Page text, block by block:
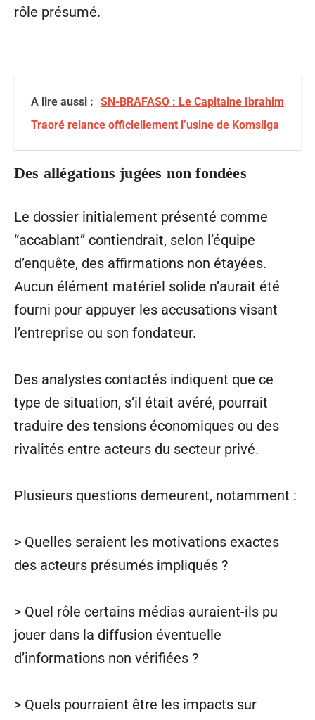
rôle présumé.
A lire aussi : SN-BRAFASO : Le Capitaine Ibrahim
Traoré relance officiellement l’usine de Komsilga
Des allégations jugées non fondées
Le dossier initialement présenté comme
“accablant” contiendrait, selon l’équipe
d’enquête, des affirmations non étayées.
Aucun élément matériel solide n’aurait été
fourni pour appuyer les accusations visant
l’entreprise ou son fondateur.
Des analystes contactés indiquent que ce
type de situation, s’il était avéré, pourrait
traduire des tensions économiques ou des
rivalités entre acteurs du secteur privé.
Plusieurs questions demeurent, notamment :
> Quelles seraient les motivations exactes
des acteurs présumés impliqués ?
> Quel rôle certains médias auraient-ils pu
jouer dans la diffusion éventuelle
d’informations non vérifiées ?
> Quels pourraient être les impacts sur